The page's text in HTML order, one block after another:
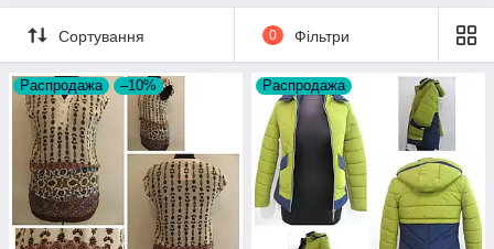
нічні, кингуруми)
Сортування 0 Фільтри
Распродажа –10% Распродажа